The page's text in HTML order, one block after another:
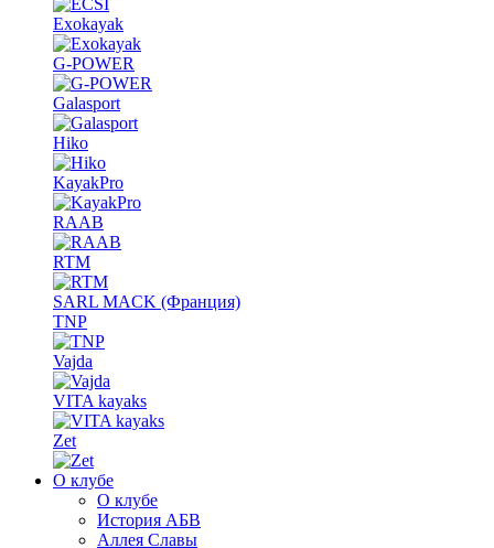
Exokayak
G-POWER
Galasport
Hiko
KayakPro
RAAB
RTM
SARL MACK (Франция)
TNP
Vajda
VITA kayaks
Zet
О клубе
О клубе
История АБВ
Аллея Славы